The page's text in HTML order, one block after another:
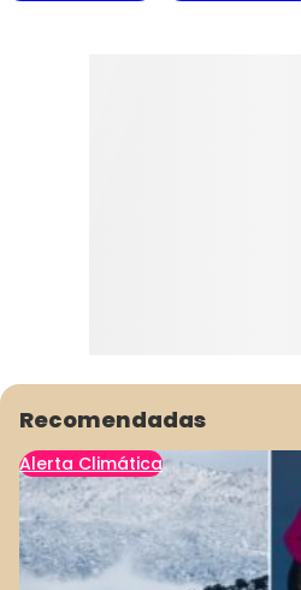
Recomendadas
Alerta Climática